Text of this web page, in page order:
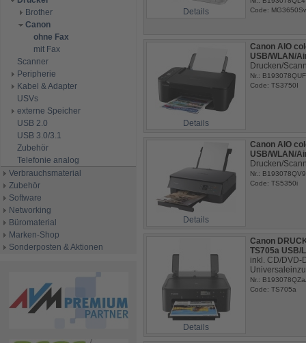
Brother
Canon
ohne Fax
mit Fax
Scanner
Peripherie
Kabel & Adapter
USVs
externe Speicher
USB 2.0
USB 3.0/3.1
Zubehör
Telefonie analog
Verbrauchsmaterial
Zubehör
Software
Networking
Büromaterial
Marken-Shop
Sonderposten & Aktionen
Details
Code:
Details
Canon AIO
USB/WLAN/
Drucken/
Nr.: B193078QUF
Code: TS3750I
Details
Canon AIO
USB/WLAN/
Drucken/
Nr.: B193078QV9
Code: TS5350i
Details
Canon
TS705a USB/
inkl. CD/DVD-
Nr.:
Code: TS705a